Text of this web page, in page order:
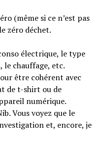
(même si ce n’est pas
zéro déchet.
électrique, le type
chauffage, etc.
être cohérent avec
de t-shirt ou de
numérique.
Vous voyez que le
et, encore, je